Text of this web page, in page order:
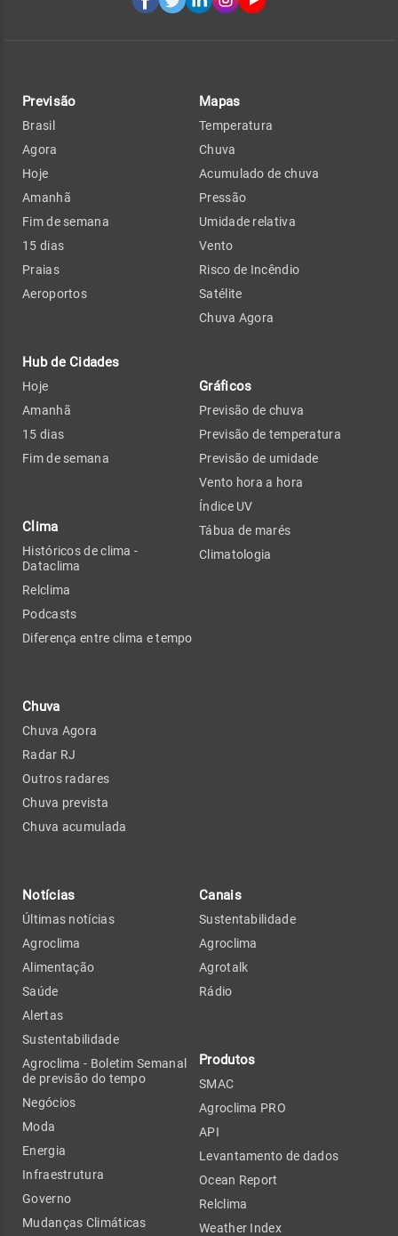
Previsão
Brasil
Agora
Hoje
Amanhã
Fim de semana
15 dias
Praias
Aeroportos
Hub de Cidades
Hoje
Amanhã
15 dias
Fim de semana
Clima
Históricos de clima -
Dataclima
Relclima
Podcasts
Diferença entre clima e tempo
Chuva
Chuva Agora
Radar RJ
Outros radares
Chuva prevista
Chuva acumulada
Mapas
Temperatura
Chuva
Acumulado de chuva
Pressão
Umidade relativa
Vento
Risco de Incêndio
Satélite
Chuva Agora
Gráficos
Previsão de chuva
Previsão de temperatura
Previsão de umidade
Vento hora a hora
Índice UV
Tábua de marés
Climatologia
Notícias
Últimas notícias
Agroclima
Alimentação
Saúde
Alertas
Sustentabilidade
Agroclima - Boletim Semanal
de previsão do tempo
Negócios
Moda
Energia
Infraestrutura
Governo
Mudanças Climáticas
Canais
Sustentabilidade
Agroclima
Agrotalk
Rádio
Produtos
SMAC
Agroclima PRO
API
Levantamento de dados
Ocean Report
Relclima
Weather Index